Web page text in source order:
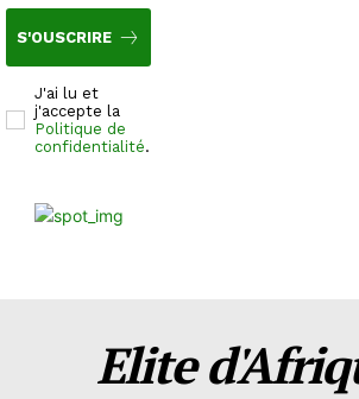
S'OUSCRIRE
J'ai lu et
j'accepte la
Politique de
confidentialité.
Elite